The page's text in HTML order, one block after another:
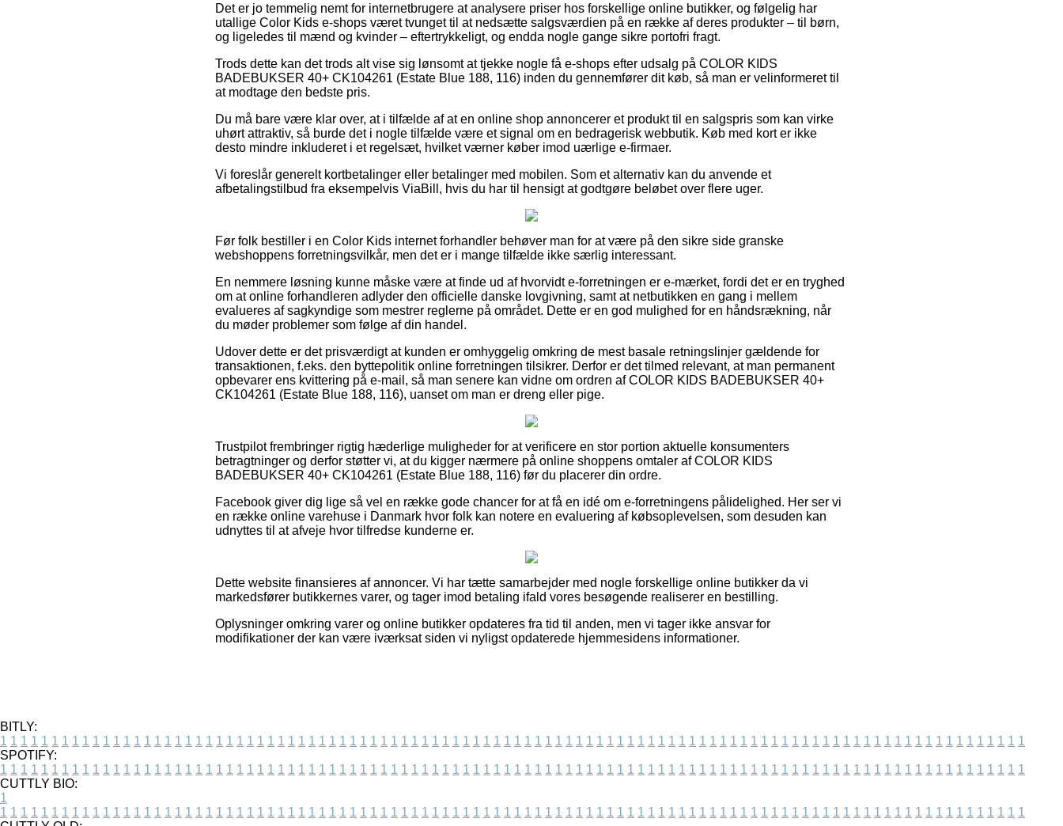
Det er jo temmelig nemt for internetbrugere at analysere priser hos forskellige online butikker, og følgelig har
utallige Color Kids e-shops været tvunget til at nedsætte salgsværdien på en række af deres produkter – til børn,
og ligeledes til mænd og kvinder – eftertrykkeligt, og endda nogle gange sikre portofri fragt.
Trods dette kan det trods alt vise sig lønsomt at tjekke nogle få e-shops efter udsalg på COLOR KIDS
BADEBUKSER 40+ CK104261 (Estate Blue 188, 116) inden du gennemfører dit køb, så man er velinformeret til
at modtage den bedste pris.
Du må bare være klar over, at i tilfælde af at en online shop annoncerer et produkt til en salgspris som kan virke
uhørt attraktiv, så burde det i nogle tilfælde være et signal om en bedragerisk webbutik. Køb med kort er ikke
desto mindre inkluderet i et regelsæt, hvilket værner køber imod uærlige e-firmaer.
Vi foreslår generelt kortbetalinger eller betalinger med mobilen. Som et alternativ kan du anvende et
afbetalingstilbud fra eksempelvis ViaBill, hvis du har til hensigt at godtgøre beløbet over flere uger.
Før folk bestiller i en Color Kids internet forhandler behøver man for at være på den sikre side granske
webshoppens forretningsvilkår, men det er i mange tilfælde ikke særlig interessant.
En nemmere løsning kunne måske være at finde ud af hvorvidt e-forretningen er e-mærket, fordi det er en tryghed
om at online forhandleren adlyder den officielle danske lovgivning, samt at netbutikken en gang i mellem
evalueres af sagkyndige som mestrer reglerne på området. Dette er en god mulighed for en håndsrækning, når
du møder problemer som følge af din handel.
Udover dette er det prisværdigt at kunden er omhyggelig omkring de mest basale retningslinjer gældende for
transaktionen, f.eks. den byttepolitik online forretningen tilsikrer. Derfor er det tilmed relevant, at man permanent
opbevarer ens kvittering på e-mail, så man senere kan vidne om ordren af COLOR KIDS BADEBUKSER 40+
CK104261 (Estate Blue 188, 116), uanset om man er dreng eller pige.
Trustpilot frembringer rigtig hæderlige muligheder for at verificere en stor portion aktuelle konsumenters
betragtninger og derfor støtter vi, at du kigger nærmere på online shoppens omtaler af COLOR KIDS
BADEBUKSER 40+ CK104261 (Estate Blue 188, 116) før du placerer din ordre.
Facebook giver dig lige så vel en række gode chancer for at få en idé om e-forretningens pålidelighed. Her ser vi
en række online varehuse i Danmark hvor folk kan notere en evaluering af købsoplevelsen, som desuden kan
udnyttes til at afveje hvor tilfredse kunderne er.
Dette website finansieres af annoncer. Vi har tætte samarbejder med nogle forskellige online butikker da vi
markedsfører butikkernes varer, og tager imod betaling ifald vores besøgende realiserer en bestilling.
Oplysninger omkring varer og online butikker opdateres fra tid til anden, men vi tager ikke ansvar for
modifikationer der kan være iværksat siden vi nyligst opdaterede hjemmesidens informationer.
BITLY:
1 1 1 1 1 1 1 1 1 1 1 1 1 1 1 1 1 1 1 1 1 1 1 1 1 1 1 1 1 1 1 1 1 1 1 1 1 1 1 1 1 1 1 1 1 1 1 1 1 1 1 1 1 1 1 1 1 1 1 1 1 1 1 1 1 1 1 1 1 1 1 1 1 1 1 1 1 1 1 1 1 1 1 1 1 1 1 1 1 1 1 1 1 1 1 1 1 1 1 1
SPOTIFY:
1 1 1 1 1 1 1 1 1 1 1 1 1 1 1 1 1 1 1 1 1 1 1 1 1 1 1 1 1 1 1 1 1 1 1 1 1 1 1 1 1 1 1 1 1 1 1 1 1 1 1 1 1 1 1 1 1 1 1 1 1 1 1 1 1 1 1 1 1 1 1 1 1 1 1 1 1 1 1 1 1 1 1 1 1 1 1 1 1 1 1 1 1 1 1 1 1 1 1 1
CUTTLY BIO:
1
1 1 1 1 1 1 1 1 1 1 1 1 1 1 1 1 1 1 1 1 1 1 1 1 1 1 1 1 1 1 1 1 1 1 1 1 1 1 1 1 1 1 1 1 1 1 1 1 1 1 1 1 1 1 1 1 1 1 1 1 1 1 1 1 1 1 1 1 1 1 1 1 1 1 1 1 1 1 1 1 1 1 1 1 1 1 1 1 1 1 1 1 1 1 1 1 1 1 1 1